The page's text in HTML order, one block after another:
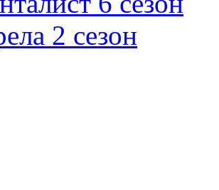
2 сезон